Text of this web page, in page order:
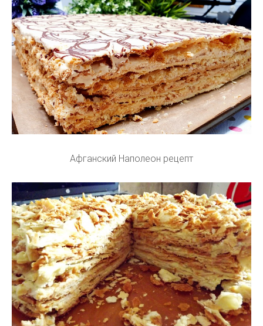
Афганский Наполеон рецепт